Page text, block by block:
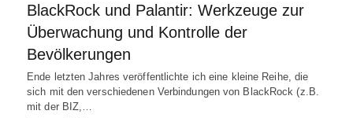
BlackRock und Palantir: Werkzeuge zur
Überwachung und Kontrolle der
Bevölkerungen
Ende letzten Jahres veröffentlichte ich eine kleine Reihe, die
sich mit den verschiedenen Verbindungen von BlackRock (z.B.
mit der BIZ,…